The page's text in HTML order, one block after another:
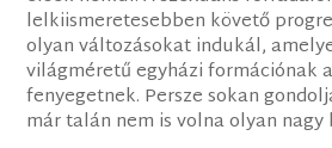
lelkiismeretesebben követő
olyan változásokat indukál,
világméretű egyházi formációnak
fenyegetnek. Persze sokan
már talán nem is volna olyan nagy